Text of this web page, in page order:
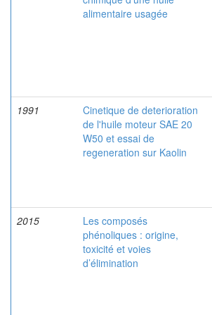
alimentaire usagée
1991
Cinetique de deterioration
de l'huile moteur SAE 20
W50 et essai de
regeneration sur Kaolin
2015
Les composés
phénoliques : origine,
toxicité et voies
d’élimination